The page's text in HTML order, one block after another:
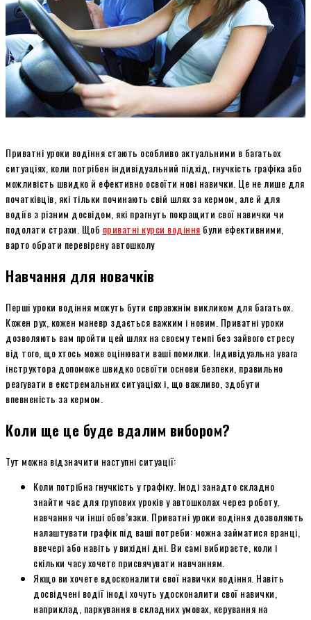
Приватні уроки водіння стають особливо актуальними в багатьох
ситуаціях, коли потрібен індивідуальний підхід, гнучкість графіка або
можливість швидко й ефективно освоїти нові навички. Це не лише для
початківців, які тільки починають свій шлях за кермом, але й для
водіїв з різним досвідом, які прагнуть покращити свої навички чи
подолати страхи. Щоб приватні курси водіння були ефективними,
варто обрати перевірену автошколу
Навчання для новачків
Перші уроки водіння можуть бути справжнім викликом для багатьох.
Кожен рух, кожен маневр здається важким і новим. Приватні уроки
дозволяють вам пройти цей шлях на своєму темпі без зайвого стресу
від того, що хтось може оцінювати ваші помилки. Індивідуальна увага
інструктора допоможе швидко освоїти основи безпеки, правильно
реагувати в екстремальних ситуаціях і, що важливо, здобути
впевненість за кермом.
Коли ще це буде вдалим вибором?
Тут можна відзначити наступні ситуації:
Коли потрібна гнучкість у графіку. Іноді занадто складно
знайти час для групових уроків у автошколах через роботу,
навчання чи інші обов’язки. Приватні уроки водіння дозволяють
налаштувати графік під ваші потреби: можна займатися вранці,
ввечері або навіть у вихідні дні. Ви самі вибираєте, коли і
скільки часу хочете присвячувати навчанням.
Якщо ви хочете вдосконалити свої навички водіння. Навіть
досвідчені водії іноді хочуть удосконалити свої навички,
наприклад, паркування в складних умовах, керування на